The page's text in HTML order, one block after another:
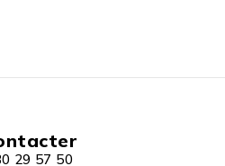
29 57 50